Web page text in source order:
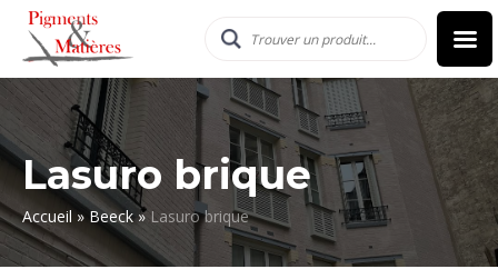
Lasuro brique
Accueil»Beeck » Lasuro brique